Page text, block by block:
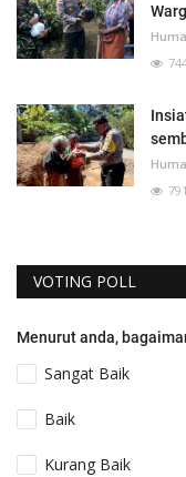
VOTING POLL
Menurut anda,
Sangat Baik
Baik
Kurang Baik